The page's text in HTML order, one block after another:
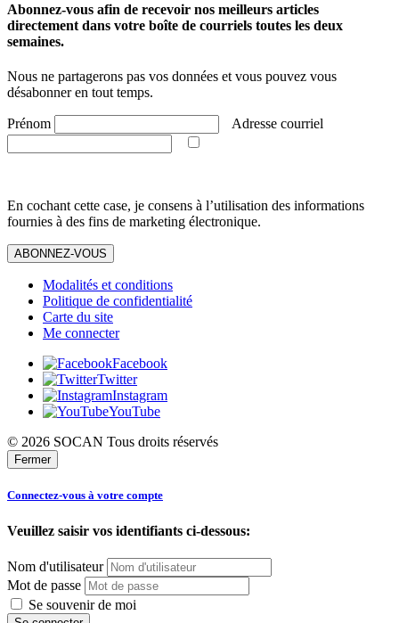
Abonnez-vous afin de recevoir nos meilleurs articles
directement dans votre boîte de courriels toutes les deux
semaines.
Nous ne partagerons pas vos données et vous pouvez vous
désabonner en tout temps.
Prénom Adresse courriel
En cochant cette case, je consens à l’utilisation des informations
fournies à des fins de marketing électronique.
ABONNEZ-VOUS
Modalités et conditions
Politique de confidentialité
Carte du site
Me connecter
Facebook
Twitter
Instagram
YouTube
© 2026 SOCAN Tous droits réservés
Fermer
Connectez-vous à votre compte
Veuillez saisir vos identifiants ci-dessous:
Nom d'utilisateur
Mot de passe
Se souvenir de moi